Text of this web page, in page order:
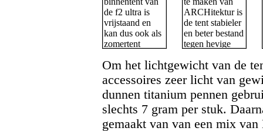
Om het lichtgewicht van de
accessoires zeer licht van
dunnen titanium pennen
slechts 7 gram per stuk.
gemaakt van van een mix